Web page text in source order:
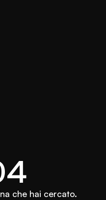
che hai cercato.